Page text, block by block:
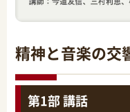
精神と音楽の
第1部 講話